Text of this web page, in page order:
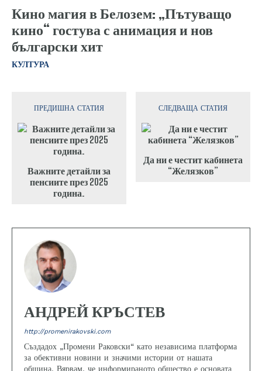
Кино магия в Белозем: „Пътуващо
кино“ гостува с анимация и нов
български хит
КУЛТУРА
ПРЕДИШНА СТАТИЯ
Важните детайли за
пенсиите през 2025
година.
СЛЕДВАЩА СТАТИЯ
Да ни е честит кабинета
“Желязков”
АНДРЕЙ КРЪСТЕВ
http://promenirakovski.com
Създадох „Промени Раковски“ като независима платформа
за обективни новини и значими истории от нашата
община. Вярвам, че информираното общество е основата